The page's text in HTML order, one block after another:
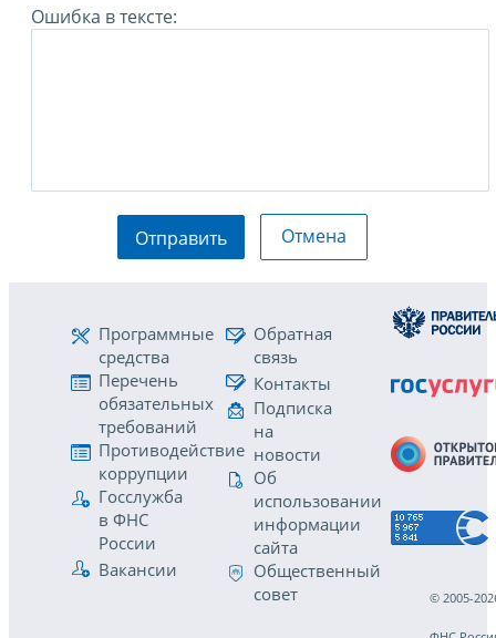
Ошибка в тексте:
Отправить Отмена
Программные
средства
Перечень
обязательных
требований
Противодействие
коррупции
Госслужба
в ФНС
России
Вакансии
Обратная
связь
Контакты
Подписка
на
новости
Об
использовании
информации
сайта
Общественный
совет
© 2005-